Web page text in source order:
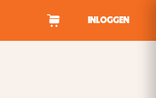
INLOGGEN